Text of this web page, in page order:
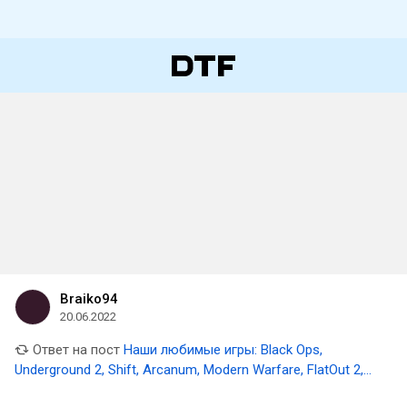
Braiko94
20.06.2022
Ответ на пост Наши любимые игры: Black Ops,
Underground 2, Shift, Arcanum, Modern Warfare, FlatOut 2,